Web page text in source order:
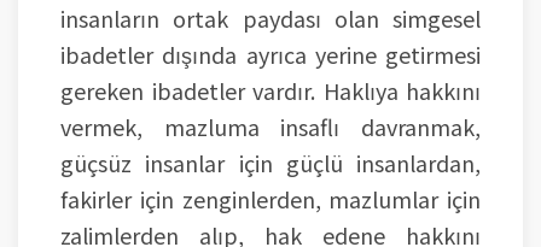
insanların ortak paydası olan simgesel
ibadetler dışında ayrıca yerine getirmesi
gereken ibadetler vardır. Haklıya hakkını
vermek, mazluma insaflı davranmak,
güçsüz insanlar için güçlü insanlardan,
fakirler için zenginlerden, mazlumlar için
zalimlerden alıp, hak edene hakkını